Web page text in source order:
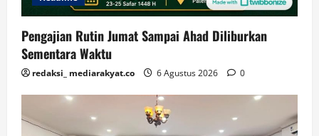
Pengajian Rutin Jumat Sampai Ahad Diliburkan
Sementara Waktu
redaksi_ mediarakyat.co 6 Agustus 2026 0